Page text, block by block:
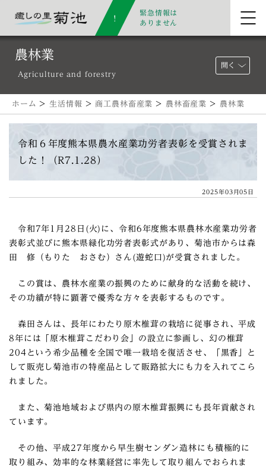
緊急情報は
ありません
農林業
Agriculture and forestry
開く
ホーム >生活情報 >商工農林畜産業 > 農林畜産業 > 農林業
令和６年度熊本県農水産業功労者表彰を受賞されま
した！（R7.1.28）
2025年03月05日
令和7年1月28日(火)に、令和6年度熊本県農林水産業功労者
表彰式並びに熊本県緑化功労者表彰式があり、菊池市からは森
田 修（もりた おさむ）さん(遊蛇口)が受賞されました。
この賞は、農林水産業の振興のために献身的な活動を続け、
その功績が特に顕著で優秀な方々を表彰するものです。
森田さんは、長年にわたり原木椎茸の栽培に従事され、平成
8年には「原木椎茸こだわり会」の設立に参画し、幻の椎茸
204という希少品種を全国で唯一栽培を復活させ、「黒香」と
して販売し菊池市の特産品として販路拡大にも力を入れてこら
れました。
また、菊池地域および県内の原木椎茸振興にも長年貢献され
ています。
その他、平成27年度から早生樹センダン造林にも積極的に
取り組み、効率的な林業経営に率先して取り組んでおられま